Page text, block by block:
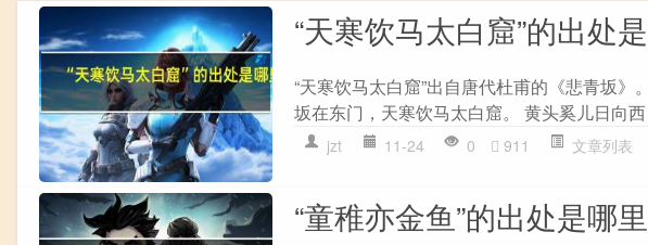
“天寒饮马太白窟”的出处
“天寒饮马太白窟”出自唐代杜甫的《悲青坂》
坂在东门，天寒饮马太白窟。 黄头奚儿日向
jzt 11-24 0 911 文章列表
“童稚亦金鱼”的出处是哪里